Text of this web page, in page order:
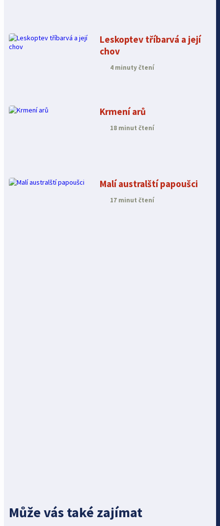
Leskoptev tříbarvá a její
chov
4 minuty čtení
Krmení arů
18 minut čtení
Malí australští papoušci
17 minut čtení
Může vás také zajímat